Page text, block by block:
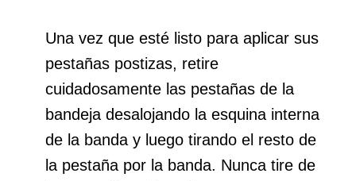
Una vez que esté listo para aplicar sus
pestañas postizas, retire
cuidadosamente las pestañas de la
bandeja desalojando la esquina interna
de la banda y luego tirando el resto de
la pestaña por la banda. Nunca tire de